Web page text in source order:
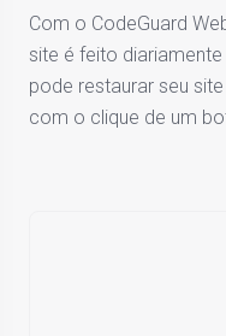
Com o CodeGuard
site é feito
pode restaurar seu
com o clique de um